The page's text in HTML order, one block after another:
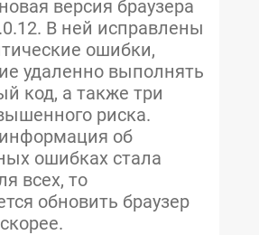
версия браузера
В ней исправлены
ошибки,
удаленно выполнять
код, а также три
риска.
об
ошибках стала
всех, то
обновить браузер